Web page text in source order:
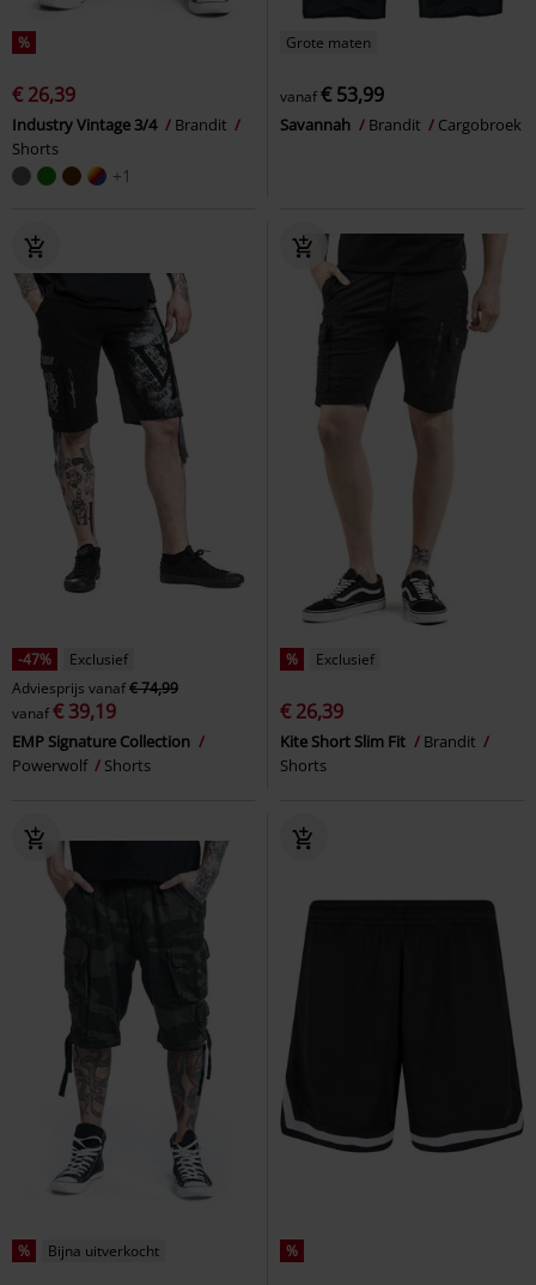
%
€ 26,39
Industry Vintage 3/4
Brandit
Shorts
+1
Grote maten
vanaf€ 53,99
Savannah Brandit Cargobroek
-47%
Exclusief
Adviesprijs vanaf€ 74,99
vanaf€ 39,19
EMP Signature Collection
Powerwolf
Shorts
% Exclusief
€ 26,39
Kite Short Slim Fit
Brandit
Shorts
% Bijna uitverkocht %